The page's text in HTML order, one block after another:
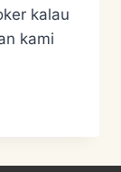
kalau
kami